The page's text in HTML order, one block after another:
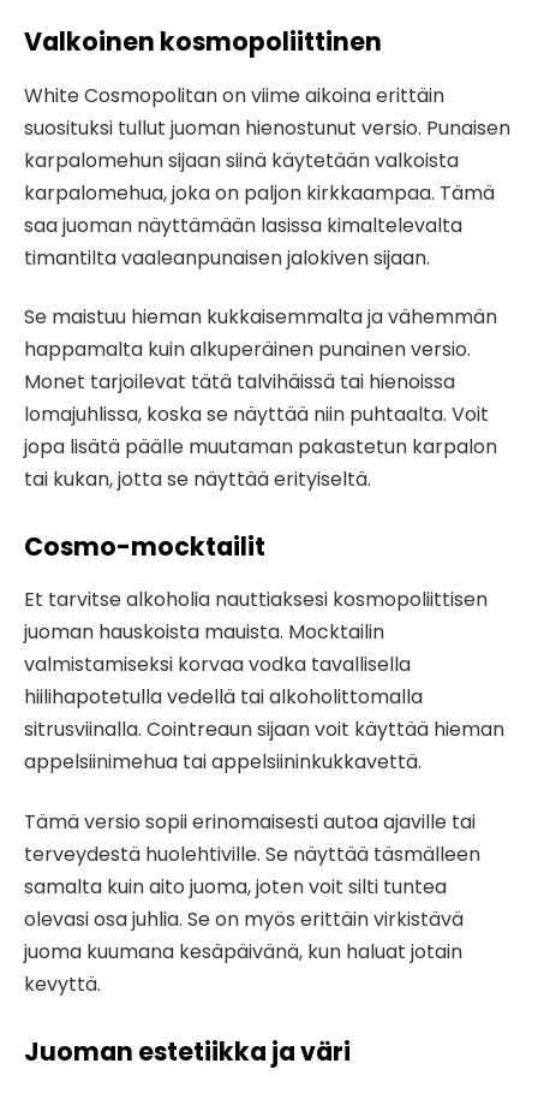
Valkoinen kosmopoliittinen
White Cosmopolitan on viime aikoina erittäin
suosituksi tullut juoman hienostunut versio. Punaisen
karpalomehun sijaan siinä käytetään valkoista
karpalomehua, joka on paljon kirkkaampaa. Tämä
saa juoman näyttämään lasissa kimaltelevalta
timantilta vaaleanpunaisen jalokiven sijaan.
Se maistuu hieman kukkaisemmalta ja vähemmän
happamalta kuin alkuperäinen punainen versio.
Monet tarjoilevat tätä talvihäissä tai hienoissa
lomajuhlissa, koska se näyttää niin puhtaalta. Voit
jopa lisätä päälle muutaman pakastetun karpalon
tai kukan, jotta se näyttää erityiseltä.
Cosmo-mocktailit
Et tarvitse alkoholia nauttiaksesi kosmopoliittisen
juoman hauskoista mauista. Mocktailin
valmistamiseksi korvaa vodka tavallisella
hiilihapotetulla vedellä tai alkoholittomalla
sitrusviinalla. Cointreaun sijaan voit käyttää hieman
appelsiinimehua tai appelsiininkukkavettä.
Tämä versio sopii erinomaisesti autoa ajaville tai
terveydestä huolehtiville. Se näyttää täsmälleen
samalta kuin aito juoma, joten voit silti tuntea
olevasi osa juhlia. Se on myös erittäin virkistävä
juoma kuumana kesäpäivänä, kun haluat jotain
kevyttä.
Juoman estetiikka ja väri